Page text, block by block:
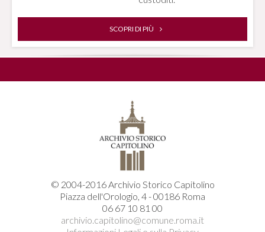
SCOPRI DI PIÙ
© 2004-2016 Archivio Storico Capitolino
Piazza dell'Orologio, 4 - 00186 Roma
06 67 10 81 00
archivio.capitolino@comune.roma.it